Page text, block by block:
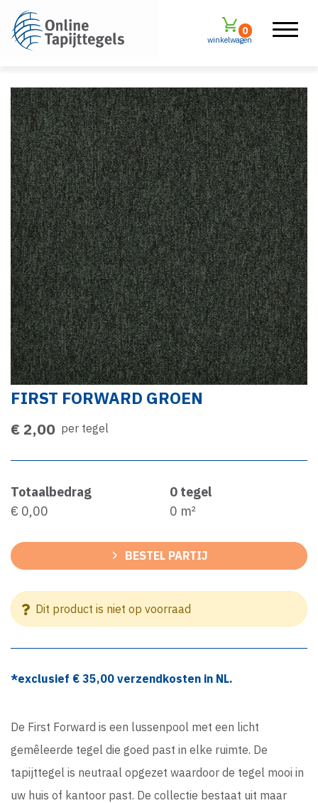
winkelwagen
0
FIRST FORWARD GROEN
€ 2,00 per tegel
Totaalbedrag
€ 0,00
0 tegel
0 m²
BESTEL PARTIJ
Dit product is niet op voorraad
*exclusief € 35,00 verzendkosten in NL.
De First Forward is een lussenpool met een licht
gemêleerde tegel die goed past in elke ruimte. De
tapijttegel is neutraal opgezet waardoor de tegel mooi in
uw huis of kantoor past. De collectie bestaat uit maar